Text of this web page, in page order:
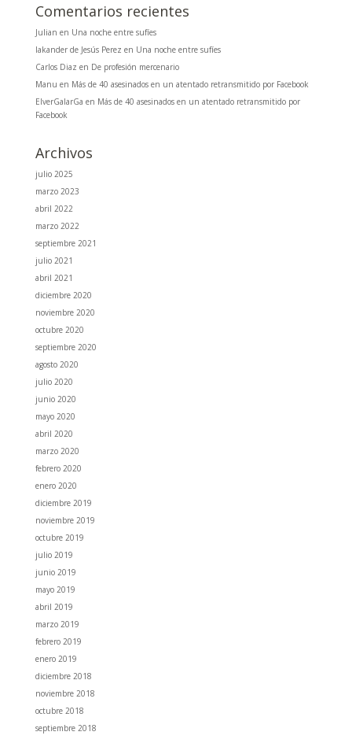
Comentarios recientes
Julian en Una noche entre sufíes
Iakander de Jesús Perez en Una noche entre sufíes
Carlos Diaz en De profesión mercenario
Manu en Más de 40 asesinados en un atentado retransmitido por Facebook
ElverGalarGa en Más de 40 asesinados en un atentado retransmitido por
Facebook
Archivos
julio 2025
marzo 2023
abril 2022
marzo 2022
septiembre 2021
julio 2021
abril 2021
diciembre 2020
noviembre 2020
octubre 2020
septiembre 2020
agosto 2020
julio 2020
junio 2020
mayo 2020
abril 2020
marzo 2020
febrero 2020
enero 2020
diciembre 2019
noviembre 2019
octubre 2019
julio 2019
junio 2019
mayo 2019
abril 2019
marzo 2019
febrero 2019
enero 2019
diciembre 2018
noviembre 2018
octubre 2018
septiembre 2018